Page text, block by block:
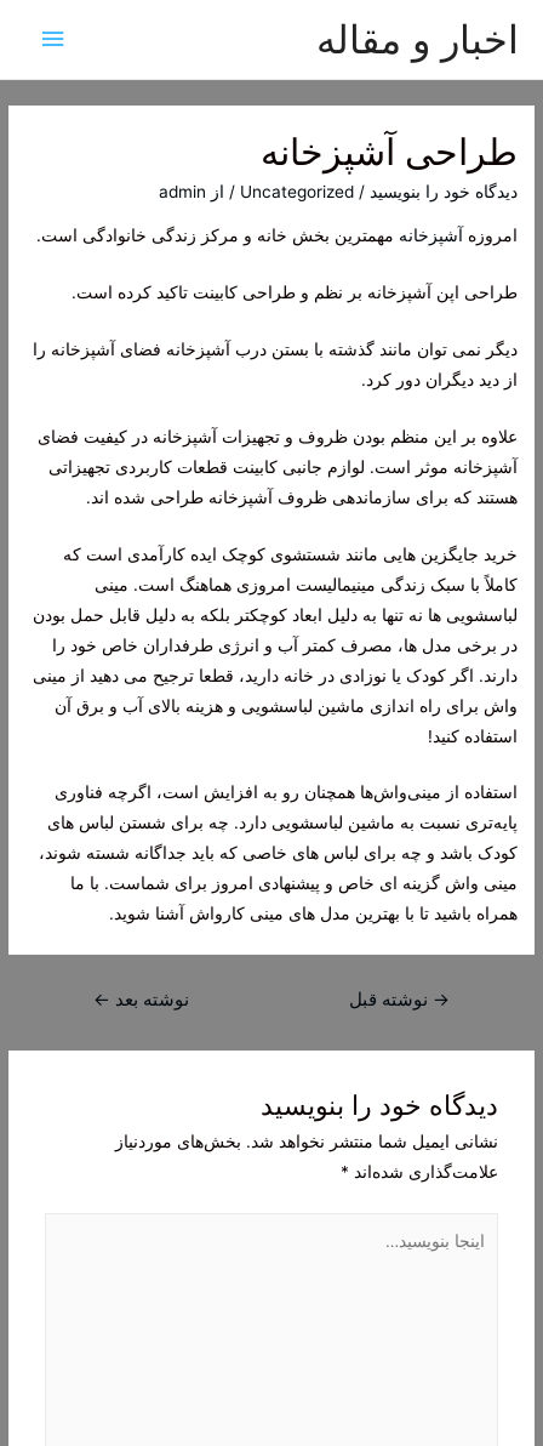
اخبار و مقاله
اصلی
طراحی آشپزخانه
دیدگاه‌ خود را بنویسید /
Uncategorized / از admin
امروزه آشپزخانه مهمترین بخش خانه و مرکز زندگی خانوادگی است.
طراحی اپن آشپزخانه بر نظم و طراحی کابینت تاکید کرده است.
دیگر نمی توان مانند گذشته با بستن درب آشپزخانه فضای آشپزخانه را
از دید دیگران دور کرد.
علاوه بر این منظم بودن ظروف و تجهیزات آشپزخانه در کیفیت فضای
آشپزخانه موثر است. لوازم جانبی کابینت قطعات کاربردی تجهیزاتی
هستند که برای سازماندهی ظروف آشپزخانه طراحی شده اند.
خرید جایگزین هایی مانند شستشوی کوچک ایده کارآمدی است که
کاملاً با سبک زندگی مینیمالیست امروزی هماهنگ است. مینی
لباسشویی ها نه تنها به دلیل ابعاد کوچکتر بلکه به دلیل قابل حمل بودن
در برخی مدل ها، مصرف کمتر آب و انرژی طرفداران خاص خود را
دارند. اگر کودک یا نوزادی در خانه دارید، قطعا ترجیح می دهید از مینی
واش برای راه اندازی ماشین لباسشویی و هزینه بالای آب و برق آن
استفاده کنید!
استفاده از مینی‌واش‌ها همچنان رو به افزایش است، اگرچه فناوری
پایه‌تری نسبت به ماشین لباسشویی دارد. چه برای شستن لباس های
کودک باشد و چه برای لباس های خاصی که باید جداگانه شسته شوند،
مینی واش گزینه ای خاص و پیشنهادی امروز برای شماست. با ما
همراه باشید تا با بهترین مدل های مینی کارواش آشنا شوید.
راهبری
→ نوشته قبل نوشته بعد ←
دیدگاه‌ خود را بنویسید
نشانی ایمیل شما منتشر نخواهد شد. بخش‌های موردنیاز
علامت‌گذاری شده‌اند *
بنویسید…